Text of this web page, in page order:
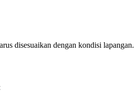
disesuaikan dengan kondisi lapangan.